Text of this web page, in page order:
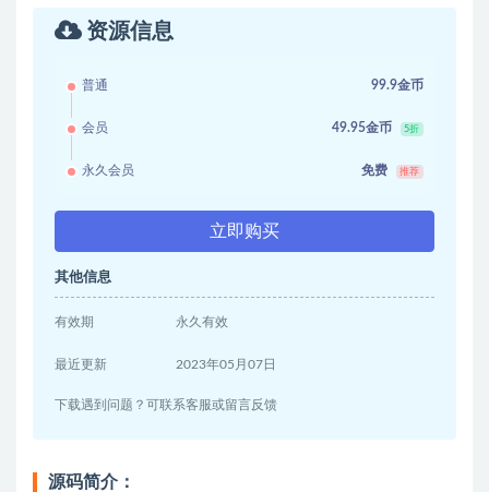
资源信息
普通 99.9金币
会员 49.95金币 5折
永久会员 免费 推荐
立即购买
其他信息
有效期 永久有效
最近更新 2023年05月07日
下载遇到问题？可联系客服或留言反馈
源码简介：